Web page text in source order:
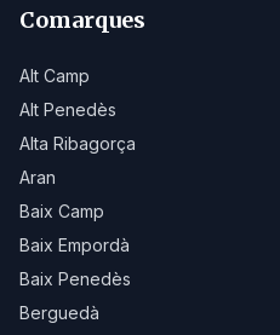
Comarques
Alt Camp
Alt Penedès
Alta Ribagorça
Aran
Baix Camp
Baix Empordà
Baix Penedès
Berguedà